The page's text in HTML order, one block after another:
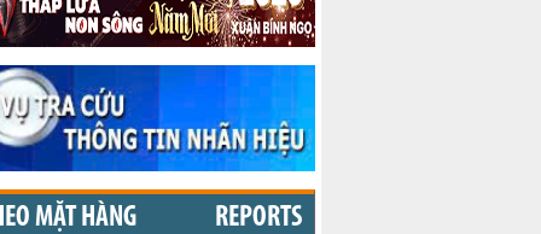
MẶT HÀNG REPORTS